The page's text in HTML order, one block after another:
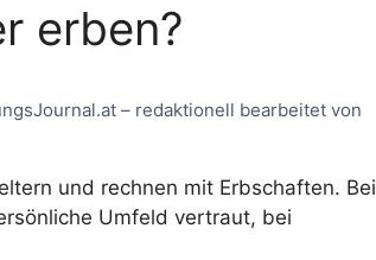
erben?
– redaktionell bearbeitet von
und rechnen mit Erbschaften. Bei
Umfeld vertraut, bei